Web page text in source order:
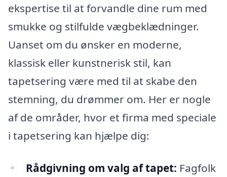
ekspertise til at forvandle dine rum med
smukke og stilfulde vægbeklædninger.
Uanset om du ønsker en moderne,
klassisk eller kunstnerisk stil, kan
tapetsering være med til at skabe den
stemning, du drømmer om. Her er nogle
af de områder, hvor et firma med speciale
i tapetsering kan hjælpe dig:
Rådgivning om valg af tapet: Fagfolk